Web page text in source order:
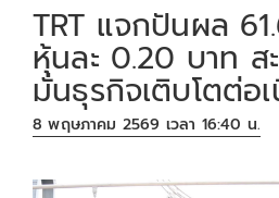
TRT แจกปันผล
หุ้นละ 0.20 บาท ส
มั่นธุรกิจเติบโตต่อ
8 พฤษภาคม 2569 เวลา 16:40 น.